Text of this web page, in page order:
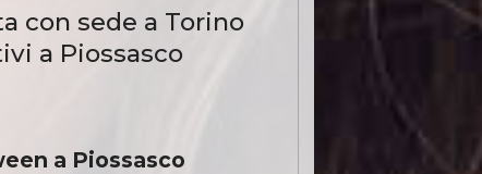
con sede a Torino
a Piossasco
a Piossasco